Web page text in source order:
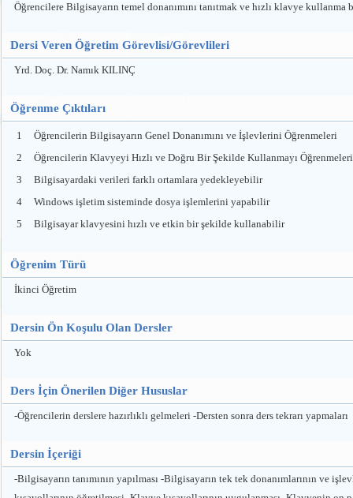
Öğrencilere Bilgisayarın temel donanımını tanıtmak ve hızlı klavye
Dersi Veren Öğretim Görevlisi/Görevlileri
Yrd. Doç. Dr. Namık KILINÇ
Öğrenme Çıktıları
1
Öğrencilerin Bilgisayarın Genel Donanımını ve İşlevlerini Öğrenmeleri
2
Öğrencilerin Klavyeyi Hızlı ve Doğru Bir Şekilde Kullanmayı Öğrenmeleri
3
Bilgisayardaki verileri farklı ortamlara yedekleyebilir
4
Windows işletim sisteminde dosya işlemlerini yapabilir
5
Bilgisayar klavyesini hızlı ve etkin bir şekilde kullanabilir
Öğrenim Türü
İkinci Öğretim
Dersin Ön Koşulu Olan Dersler
Yok
Ders İçin Önerilen Diğer Hususlar
-Öğrencilerin derslere hazırlıklı gelmeleri -Dersten sonra ders tekrarı yapmaları
Dersin İçeriği
-Bilgisayarın tanımının yapılması -Bilgisayarın tek tek donanımlarının ve